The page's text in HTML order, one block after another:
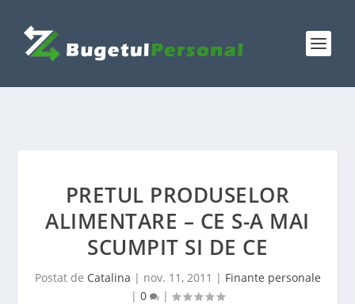
PRETUL PRODUSELOR
ALIMENTARE – CE S-A MAI
SCUMPIT SI DE CE
Postat de Catalina | nov. 11, 2011 | Finante personale
| 0 |